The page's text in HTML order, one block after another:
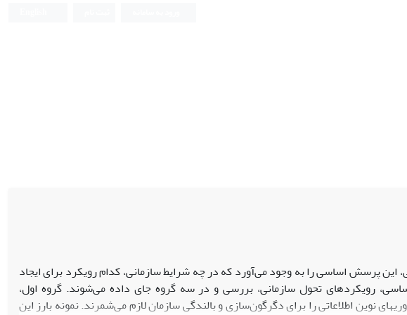
این پرسش اساسی را به وجود می‌آورد که در چه شرایط سازمانی، کدام رویکرد برای ایجاد
رویکردهای تحول سازمانی، بررسی و در سه گروه جای داده می‌شوند. گروه اول،
نوین اطلاعاتی را برای دگرگون‌سازی و بالندگی سازمان لازم می‌شمرند. نمونه بارز این